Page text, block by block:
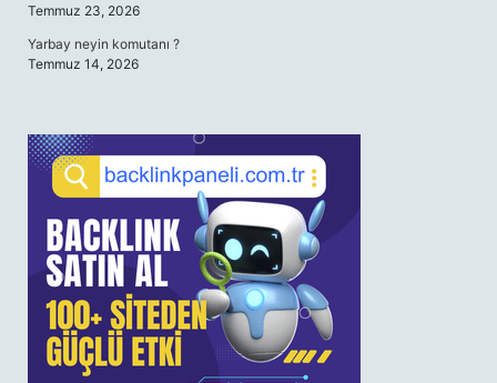
Temmuz 23, 2026
Yarbay neyin komutanı ?
Temmuz 14, 2026